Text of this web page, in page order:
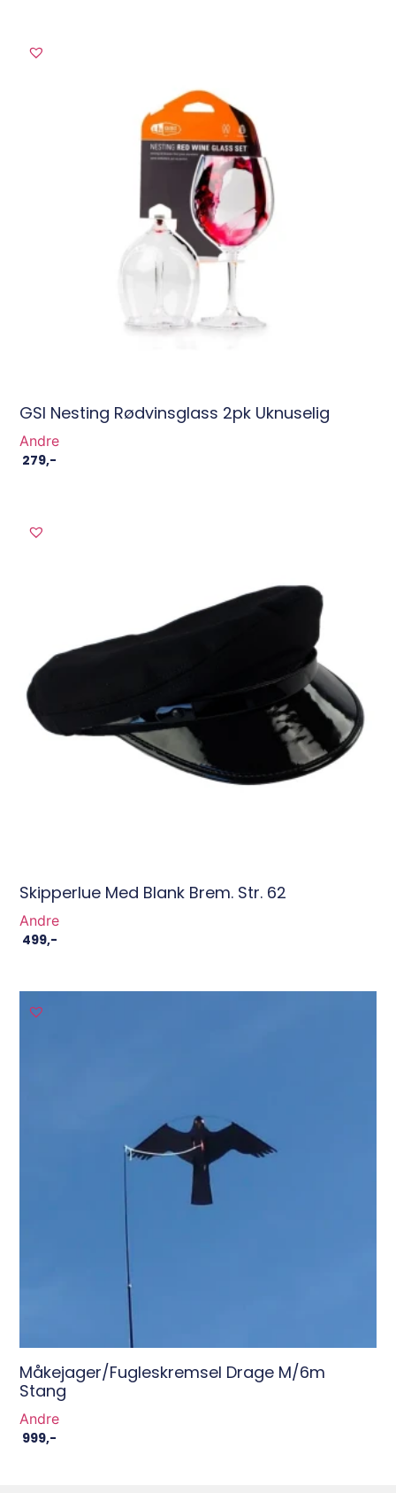
GSI Nesting Rødvinsglass 2pk Uknuselig
Andre
279,-
Skipperlue Med Blank Brem. Str. 62
Andre
499,-
Måkejager/Fugleskremsel Drage M/6m
Stang
Andre
999,-